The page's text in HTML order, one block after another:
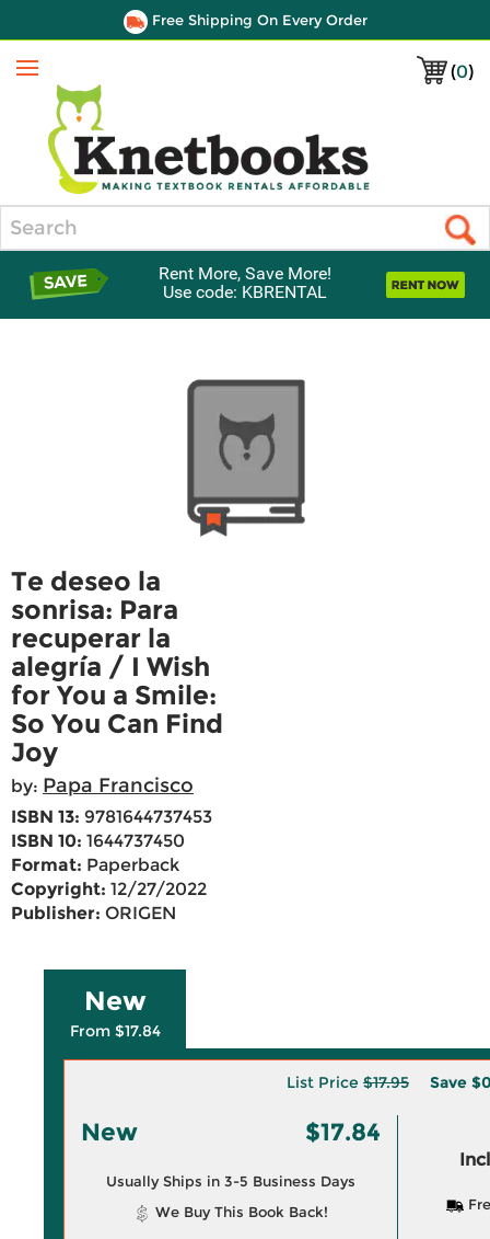
Free Shipping On Every Order
(0)
Menu
Rent More, Save More!
Use code: KBRENTAL
Te deseo la
sonrisa: Para
recuperar la
alegría / I Wish
for You a Smile:
So You Can Find
Joy
by: Papa Francisco
ISBN 13: 9781644737453
ISBN 10: 1644737450
Format: Paperback
Copyright: 12/27/2022
Publisher: ORIGEN
New
From $17.84
List Price $17.95 Save
New $17.84
Usually Ships in 3-5 Business Days
We Buy This Book Back!